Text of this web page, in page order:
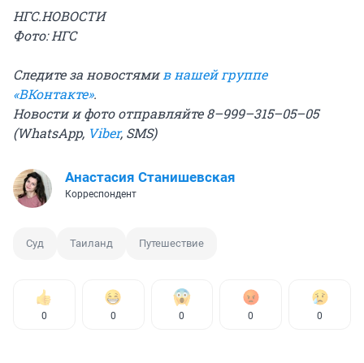
НГС.НОВОСТИ
Фото: НГС
Следите за новостями в нашей группе
«ВКонтакте».
Новости и фото отправляйте 8–999–315–05–05
(WhatsApp, Viber, SMS)
Анастасия Станишевская
Корреспондент
Суд Таиланд Путешествие
0 0 0 0 0